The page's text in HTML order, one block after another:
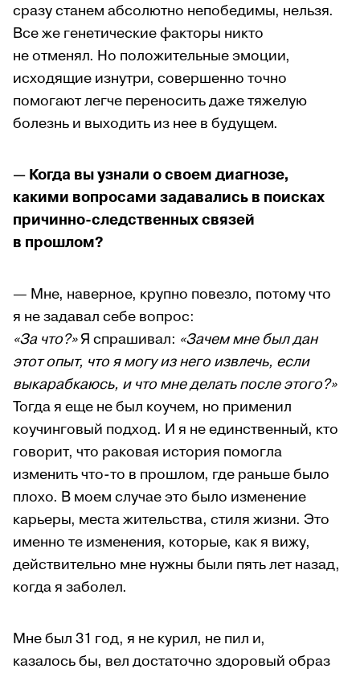
сразу станем абсолютно непобедимы, нельзя.
Все же генетические факторы никто
не отменял. Но положительные эмоции,
исходящие изнутри, совершенно точно
помогают легче переносить даже тяжелую
болезнь и выходить из нее в будущем.
— Когда вы узнали о своем диагнозе,
какими вопросами задавались в поисках
причинно-следственных связей
в прошлом?
— Мне, наверное, крупно повезло, потому что
я не задавал себе вопрос:
«За что?»Я спрашивал: «Зачем мне был дан
этот опыт, что я могу из него извлечь, если
выкарабкаюсь, и что мне делать после этого?»
Тогда я еще не был коучем, но применил
коучинговый подход. И я не единственный, кто
говорит, что раковая история помогла
изменить что-то в прошлом, где раньше было
плохо. В моем случае это было изменение
карьеры, места жительства, стиля жизни. Это
именно те изменения, которые, как я вижу,
действительно мне нужны были пять лет назад,
когда я заболел.
Мне был 31 год, я не курил, не пил и,
казалось бы, вел достаточно здоровый образ